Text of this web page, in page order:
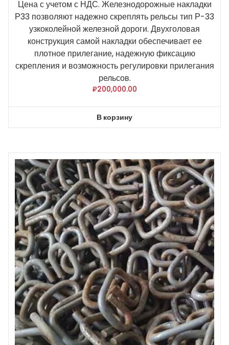
Цена с учетом с НДС. Железнодорожные накладки
Р33 позволяют надежно скреплять рельсы тип Р-33
узкоколейной железной дороги. Двухголовая
конструкция самой накладки обеспечивает ее
плотное прилегание, надежную фиксацию
скрепления и возможность регулировки прилегания
рельсов.
₽200,000.00
В корзину